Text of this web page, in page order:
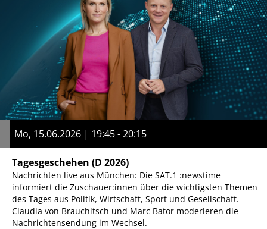
Mo, 15.06.2026 | 19:45 - 20:15
Tagesgeschehen (D 2026)
Nachrichten live aus München: Die SAT.1 :newstime
informiert die Zuschauer:innen über die wichtigsten Themen
des Tages aus Politik, Wirtschaft, Sport und Gesellschaft.
Claudia von Brauchitsch und Marc Bator moderieren die
Nachrichtensendung im Wechsel.